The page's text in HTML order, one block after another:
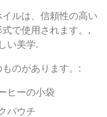
ルは、信頼性の高い
で使用されます。,
い美学.
のがあります。:
ヒーの小袋
パウチ